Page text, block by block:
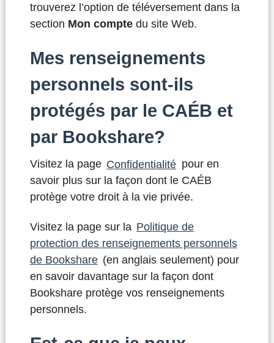
trouverez l’option de téléversement dans la
section Mon comptedu site Web.
Mes renseignements
personnels sont-ils
protégés par le CAÉB et
par Bookshare?
Visitez la page Confidentialité pour en
savoir plus sur la façon dont le CAÉB
protège votre droit à la vie privée.
Visitez la page sur la Politique de
protection des renseignements personnels
de Bookshare (en anglais seulement) pour
en savoir davantage sur la façon dont
Bookshare protège vos renseignements
personnels.